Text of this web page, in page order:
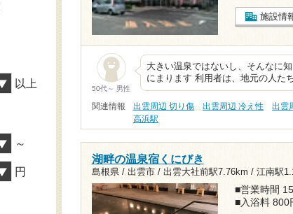
施設情
50代～ 男性
大きい温泉ではないし、そんなに
にまります 利用者は、地元の人た
関連情報 出雲周辺 切り傷 出雲周辺 冷え性 出雲
高浜駅
湖畔の温泉宿くにびき
島根県 / 出雲市 / 出雲大社前駅7.76km / 江南駅
■営業時間
■入浴料 800
以上
～
円